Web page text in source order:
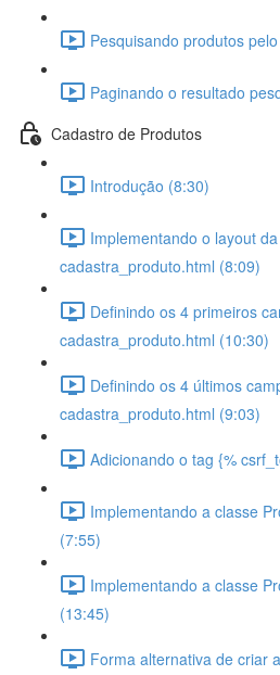
Pesquisando produtos
Paginando o resultado
Cadastro de Produtos
Introdução (8:30)
Implementando o layout
cadastra_produto.html (8:09)
Definindo os 4 primeiros
cadastra_produto.html (10:30)
Definindo os 4 últimos
cadastra_produto.html (9:03)
Adicionando o tag {%
Implementando a classe
(7:55)
Implementando a classe
(13:45)
Forma alternativa de criar